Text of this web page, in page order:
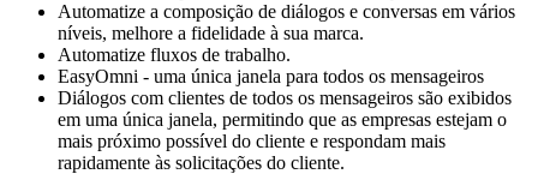
Automatize a composição de diálogos e conversas em vários
níveis, melhore a fidelidade à sua marca.
Automatize fluxos de trabalho.
EasyOmni - uma única janela para todos os mensageiros
Diálogos com clientes de todos os mensageiros são exibidos
em uma única janela, permitindo que as empresas estejam o
mais próximo possível do cliente e respondam mais
rapidamente às solicitações do cliente.